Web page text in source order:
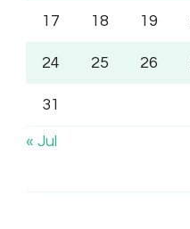
17 18 19
24 25 26
31
« Jul